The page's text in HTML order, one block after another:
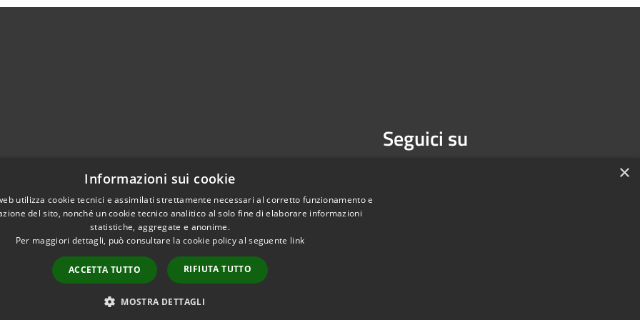
Seguici su
Area Interna
Copyright © 2026 • Comune di Melzo - Città Metropolitana di Milano • Powered by
×
Informazioni sui cookie
utilizza cookie tecnici e assimilati strettamente necessari al corretto funzionamento e
del sito, nonché un cookie tecnico analitico al solo fine di elaborare informazioni
statistiche, aggregate e anonime.
Per maggiori dettagli, può consultare la cookie policy al seguente link
ACCETTA TUTTO RIFIUTA TUTTO
MOSTRA DETTAGLI